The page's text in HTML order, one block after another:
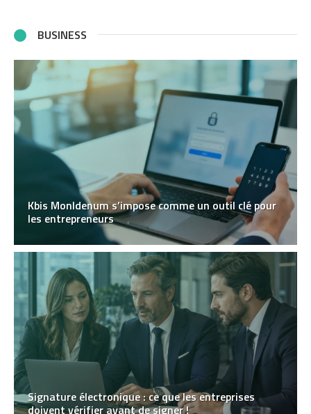
BUSINESS
Kbis MonIdenum s’impose comme un outil clé pour
les entrepreneurs
Signature électronique : ce que les entreprises
doivent vérifier avant de signer !